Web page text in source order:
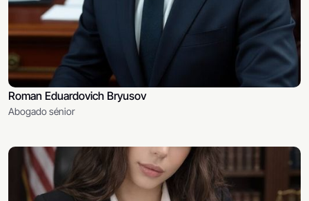
Roman Eduardovich Bryusov
Abogado sénior